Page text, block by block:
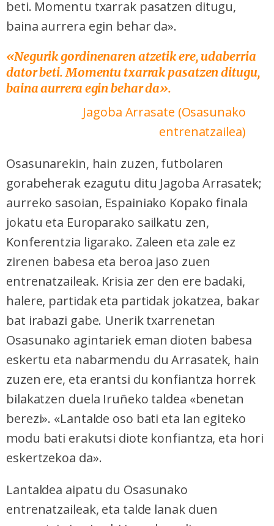
beti. Momentu txarrak pasatzen ditugu,
baina aurrera egin behar da».
«Negurik gordinenaren atzetik ere, udaberria
dator beti. Momentu txarrak pasatzen ditugu,
baina aurrera egin behar da».
Jagoba Arrasate (Osasunako
entrenatzailea)
Osasunarekin, hain zuzen, futbolaren
gorabeherak ezagutu ditu Jagoba Arrasatek;
aurreko sasoian, Espainiako Kopako finala
jokatu eta Europarako sailkatu zen,
Konferentzia ligarako. Zaleen eta zale ez
zirenen babesa eta beroa jaso zuen
entrenatzaileak. Krisia zer den ere badaki,
halere, partidak eta partidak jokatzea, bakar
bat irabazi gabe. Unerik txarrenetan
Osasunako agintariek eman dioten babesa
eskertu eta nabarmendu du Arrasatek, hain
zuzen ere, eta erantsi du konfiantza horrek
bilakatzen duela Iruñeko taldea «benetan
berezi». «Lantalde oso bati eta lan egiteko
modu bati erakutsi diote konfiantza, eta hori
eskertzekoa da».
Lantaldea aipatu du Osasunako
entrenatzaileak, eta talde lanak duen